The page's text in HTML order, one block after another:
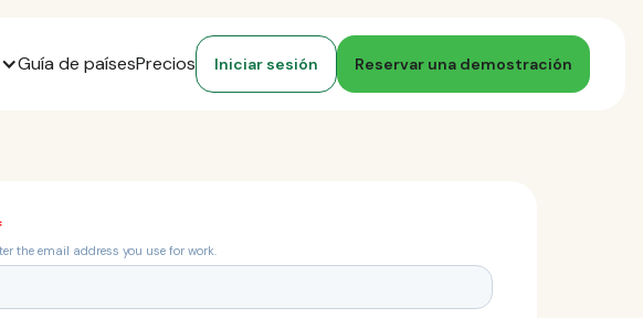
Guía de paísesPrecios Iniciar sesión Reservar una demostración